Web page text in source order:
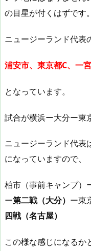
の目星が付くはずです。
ニュージーランド代表
浦安市、東京都C、一
となっています。
試合が横浜ー大分ー東
ニュージーランド代表
になっていますので、
柏市（事前キャンプ）
ー第二戦（大分） ー東
四戦（名古屋）
この様な感じになるか